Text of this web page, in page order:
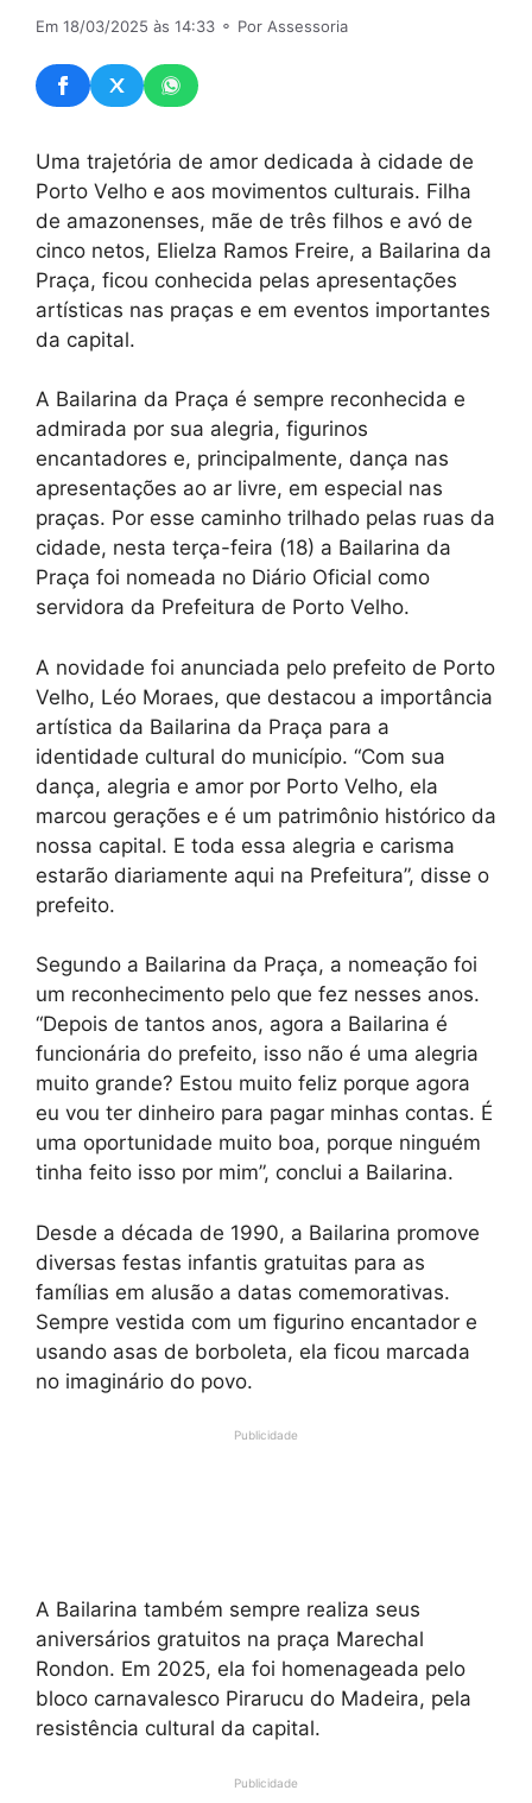
Em 18/03/2025 às 14:33 ⚬ Por Assessoria
Uma trajetória de amor dedicada à cidade de
Porto Velho e aos movimentos culturais. Filha
de amazonenses, mãe de três filhos e avó de
cinco netos, Elielza Ramos Freire, a Bailarina da
Praça, ficou conhecida pelas apresentações
artísticas nas praças e em eventos importantes
da capital.
A Bailarina da Praça é sempre reconhecida e
admirada por sua alegria, figurinos
encantadores e, principalmente, dança nas
apresentações ao ar livre, em especial nas
praças. Por esse caminho trilhado pelas ruas da
cidade, nesta terça-feira (18) a Bailarina da
Praça foi nomeada no Diário Oficial como
servidora da Prefeitura de Porto Velho.
A novidade foi anunciada pelo prefeito de Porto
Velho, Léo Moraes, que destacou a importância
artística da Bailarina da Praça para a
identidade cultural do município. “Com sua
dança, alegria e amor por Porto Velho, ela
marcou gerações e é um patrimônio histórico da
nossa capital. E toda essa alegria e carisma
estarão diariamente aqui na Prefeitura”, disse o
prefeito.
Segundo a Bailarina da Praça, a nomeação foi
um reconhecimento pelo que fez nesses anos.
“Depois de tantos anos, agora a Bailarina é
funcionária do prefeito, isso não é uma alegria
muito grande? Estou muito feliz porque agora
eu vou ter dinheiro para pagar minhas contas. É
uma oportunidade muito boa, porque ninguém
tinha feito isso por mim”, conclui a Bailarina.
Desde a década de 1990, a Bailarina promove
diversas festas infantis gratuitas para as
famílias em alusão a datas comemorativas.
Sempre vestida com um figurino encantador e
usando asas de borboleta, ela ficou marcada
no imaginário do povo.
Publicidade
A Bailarina também sempre realiza seus
aniversários gratuitos na praça Marechal
Rondon. Em 2025, ela foi homenageada pelo
bloco carnavalesco Pirarucu do Madeira, pela
resistência cultural da capital.
Publicidade